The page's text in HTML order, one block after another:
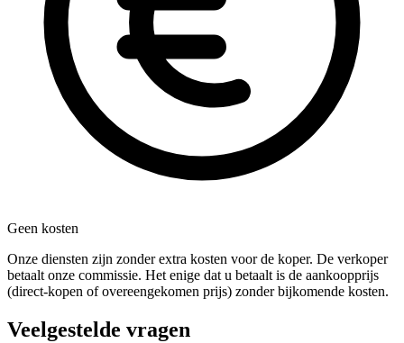
Geen kosten
Onze diensten zijn zonder extra kosten voor de koper. De verkoper
betaalt onze commissie. Het enige dat u betaalt is de aankoopprijs
(direct-kopen of overeengekomen prijs) zonder bijkomende kosten.
Veelgestelde vragen